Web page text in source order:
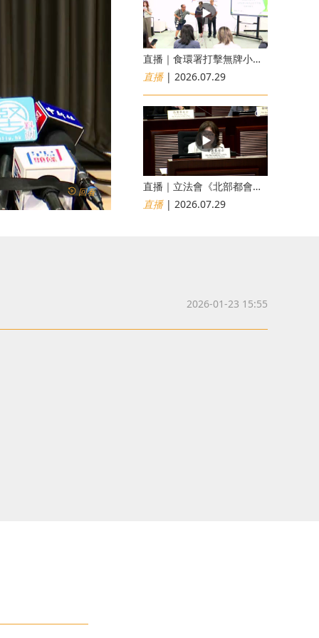
回看
直播｜食環署打擊無牌小販非法出售食物行動簡報會
直播| 2026.07.29
直播｜立法會《北部都會區發展條例草案》委員會會議
直播| 2026.07.29
2026-01-23 15:55